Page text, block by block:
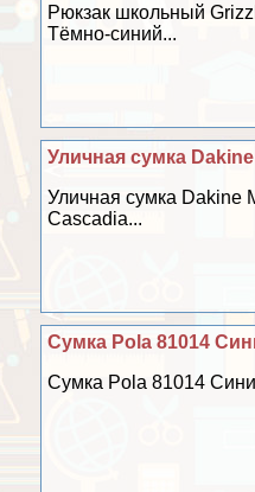
Рюкзак школьный
Тёмно-синий...
Уличная сумка
Уличная сумка Dakine
Cascadia...
Сумка Pola 81014
Сумка Pola 81014